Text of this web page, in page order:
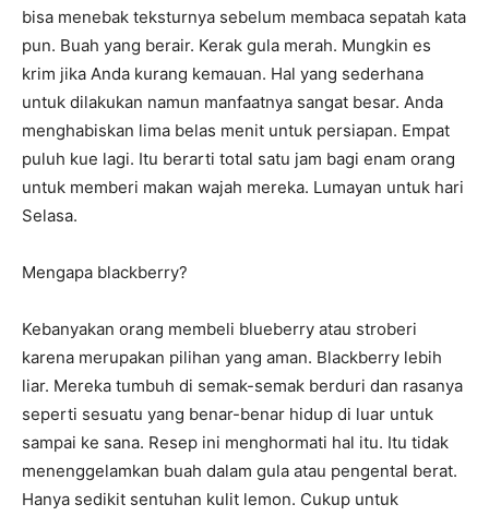
bisa menebak teksturnya sebelum membaca sepatah kata
pun. Buah yang berair. Kerak gula merah. Mungkin es
krim jika Anda kurang kemauan. Hal yang sederhana
untuk dilakukan namun manfaatnya sangat besar. Anda
menghabiskan lima belas menit untuk persiapan. Empat
puluh kue lagi. Itu berarti total satu jam bagi enam orang
untuk memberi makan wajah mereka. Lumayan untuk hari
Selasa.
Mengapa blackberry?
Kebanyakan orang membeli blueberry atau stroberi
karena merupakan pilihan yang aman. Blackberry lebih
liar. Mereka tumbuh di semak-semak berduri dan rasanya
seperti sesuatu yang benar-benar hidup di luar untuk
sampai ke sana. Resep ini menghormati hal itu. Itu tidak
menenggelamkan buah dalam gula atau pengental berat.
Hanya sedikit sentuhan kulit lemon. Cukup untuk